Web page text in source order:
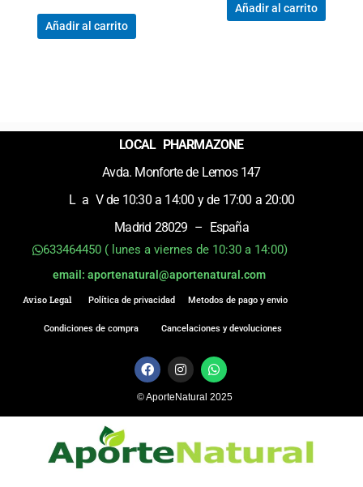
Añadir al carrito
Añadir al carrito
LOCAL PHARMAZONE
Avda. Monforte de Lemos 147
L a V de 10:30 a 14:00 y de 17:00 a 20:00
Madrid 28029 – España
633464450 ( lunes a viernes de 10:30 a 14:00)
email: aportenatural@aportenatural.com
Aviso Legal Política de privacidad
Condiciones de compra
Metodos de pago y envio
Cancelaciones y devoluciones
F
a
e
b
o
k
I
n
t
a
r
a
m
W
h
t
s
p
© AporteNatural 2025